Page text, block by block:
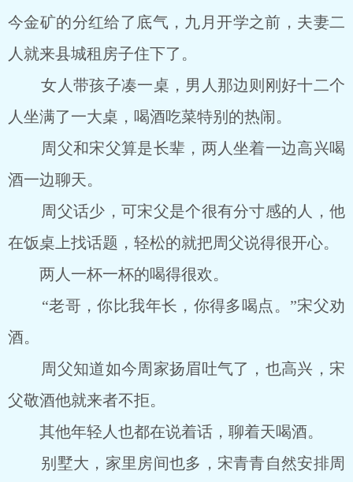
今金矿的分红给了底气，九月开学之前，夫妻二
人就来县城租房子住下了。
女人带孩子凑一桌，男人那边则刚好十二个
人坐满了一大桌，喝酒吃菜特别的热闹。
周父和宋父算是长辈，两人坐着一边高兴喝
酒一边聊天。
周父话少，可宋父是个很有分寸感的人，他
在饭桌上找话题，轻松的就把周父说得很开心。
两人一杯一杯的喝得很欢。
“老哥，你比我年长，你得多喝点。”宋父劝
酒。
周父知道如今周家扬眉吐气了，也高兴，宋
父敬酒他就来者不拒。
其他年轻人也都在说着话，聊着天喝酒。
别墅大，家里房间也多，宋青青自然安排周